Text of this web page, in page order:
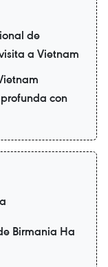
de
a Vietnam
con
Birmania Ha